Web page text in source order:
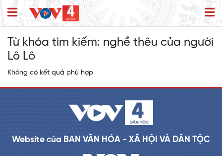
Từ khóa tìm kiếm: nghề thêu của người
Lô Lô
Không có kết quả phù hợp
Website của BAN VĂN HÓA - XÃ HỘI VÀ DÂN TỘC